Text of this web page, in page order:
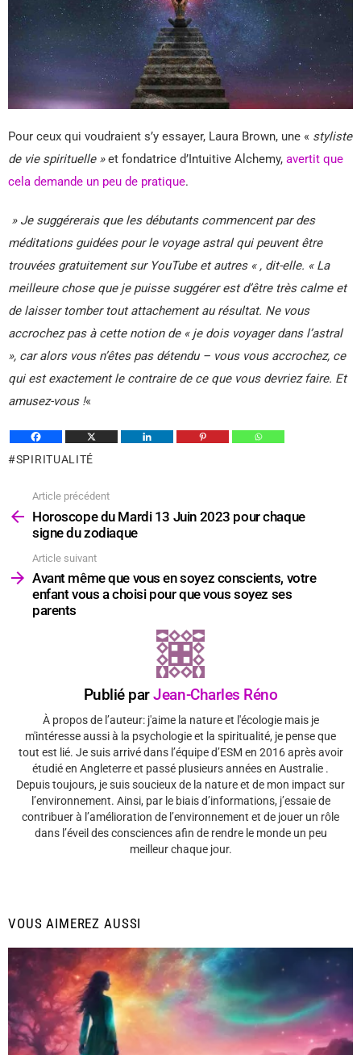
Pour ceux qui voudraient s’y essayer, Laura Brown, une « styliste
de vie spirituelle »et fondatrice d’Intuitive Alchemy, avertit que
cela demande un peu de pratique.
» Je suggérerais que les débutants commencent par des
méditations guidées pour le voyage astral qui peuvent être
trouvées gratuitement sur YouTube et autres « , dit-elle. « La
meilleure chose que je puisse suggérer est d’être très calme et
de laisser tomber tout attachement au résultat. Ne vous
accrochez pas à cette notion de « je dois voyager dans l’astral
», car alors vous n’êtes pas détendu – vous vous accrochez, ce
qui est exactement le contraire de ce que vous devriez faire. Et
amusez-vous !«
SPIRITUALITÉ
plus
Article précédent
Horoscope du Mardi 13 Juin 2023 pour chaque
signe du zodiaque
Article suivant
Avant même que vous en soyez conscients, votre
enfant vous a choisi pour que vous soyez ses
parents
Publié parJean-Charles Réno
À propos de l’auteur: j'aime la nature et l'écologie mais je
m'intéresse aussi à la psychologie et la spiritualité, je pense que
tout est lié. Je suis arrivé dans l’équipe d’ESM en 2016 après avoir
étudié en Angleterre et passé plusieurs années en Australie .
Depuis toujours, je suis soucieux de la nature et de mon impact sur
l’environnement. Ainsi, par le biais d’informations, j’essaie de
contribuer à l’amélioration de l’environnement et de jouer un rôle
dans l’éveil des consciences afin de rendre le monde un peu
meilleur chaque jour.
VOUS AIMEREZ AUSSI